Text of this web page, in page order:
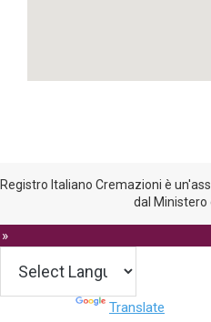
Registro Italiano Cremazioni è
dal Ministero
Translate